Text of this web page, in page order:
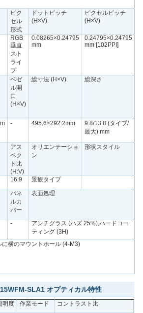
ピク
セル
形式
ドットピッチ
(H×V)
ピクセルピッチ
(H×V)
RGB
垂直
スト
ライ
プ
0.08265×0.24795
mm
0.24795×0.24795
mm [102PPI]
ベゼ
ル開
口
(H×V)
総寸法 (H×V) 総深さ
- 495.6×292.2mm
9.8/13.8 (タイプ/
最大) mm
アス
ペク
ト比
(H:V)
オリエンテーショ
ン
形状スタイル
16:9
景観タイプ
パネ
ルカ
バー
表面処理
-
アンチグラス (ハズ 25%),ハードコー
ティング (3H)
横のマウントホール (4-M3)
SLA1 オプティカル特性
明度 作業モード
コントラスト比